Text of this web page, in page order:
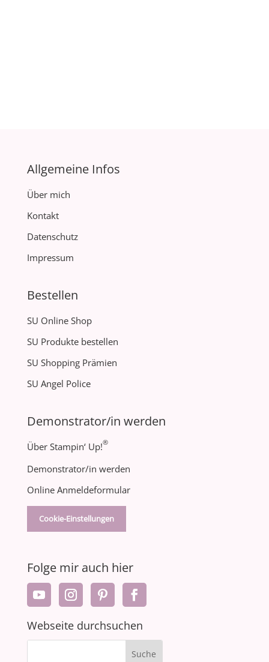
Allgemeine Infos
Über mich
Kontakt
Datenschutz
Impressum
Bestellen
SU Online Shop
SU Produkte bestellen
SU Shopping Prämien
SU Angel Police
Demonstrator/in werden
Über Stampin‘ Up!®
Demonstrator/in werden
Online Anmeldeformular
Cookie-Einstellungen
Folge mir auch hier
Webseite durchsuchen